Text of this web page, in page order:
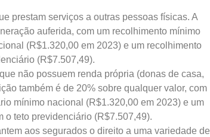
prestam serviços a outras pessoas físicas. A
auferida, com um recolhimento mínimo
(R$1.320,00 em 2023) e um recolhimento
(R$7.507,49).
não possuem renda própria (donas de casa,
também é de 20% sobre qualquer valor, com
mínimo nacional (R$1.320,00 em 2023) e um
o teto previdenciário (R$7.507,49).
aos segurados o direito a uma variedade de